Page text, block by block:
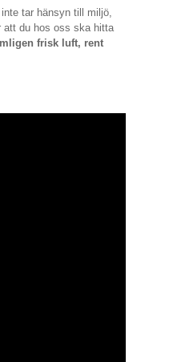
tar hänsyn till miljö,
att du hos oss ska hitta
frisk luft, rent